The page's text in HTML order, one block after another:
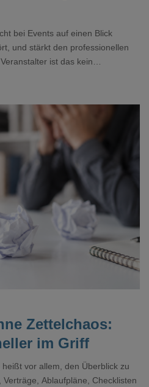
bei Events auf einen Blick
und stärkt den professionellen
ist das kein
oder mehreren
Loading...
Zettelchaos:
im Griff
vor allem, den Überblick zu
Ablaufpläne, Checklisten